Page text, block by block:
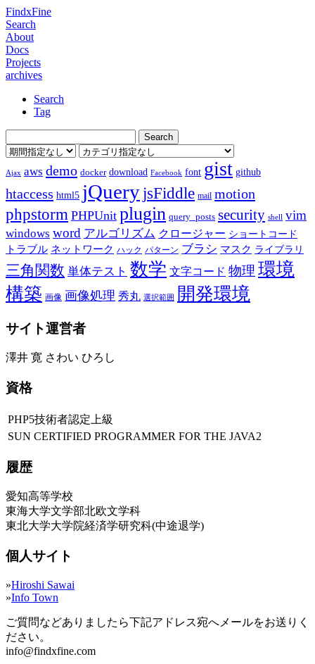
FindxFine
Search
About
Docs
Projects
archives
Search
Tag
Ajax aws demo docker download Facebook font gist github
htaccess html5 jQuery jsFiddle mail motion
phpstorm PHPUnit plugin query_posts security shell vim
windows word アルゴリズム クロージャー ショートコード
トラブル ネットワーク ハック パターン ブラシ マスク ライブラリ
三角関数 単体テスト 数学 文字コード 物理 環境
構築 画像 画像処理 秀丸 選択範囲 開発環境
サイト運営者
澤井 寛 さわい ひろし
資格
PHP5技術者認定上級
SUN CERTIFIED PROGRAMMER FOR THE JAVA2
履歴
愛知高等学校
東海大学文学部北欧文学科
東北大学大学院経済学研究科(中途退学)
個人サイト
»Hiroshi Sawai
»Info Town
ご質問などありましたら下記アドレス宛へメールをお送りく
ださい。
info@findxfine.com